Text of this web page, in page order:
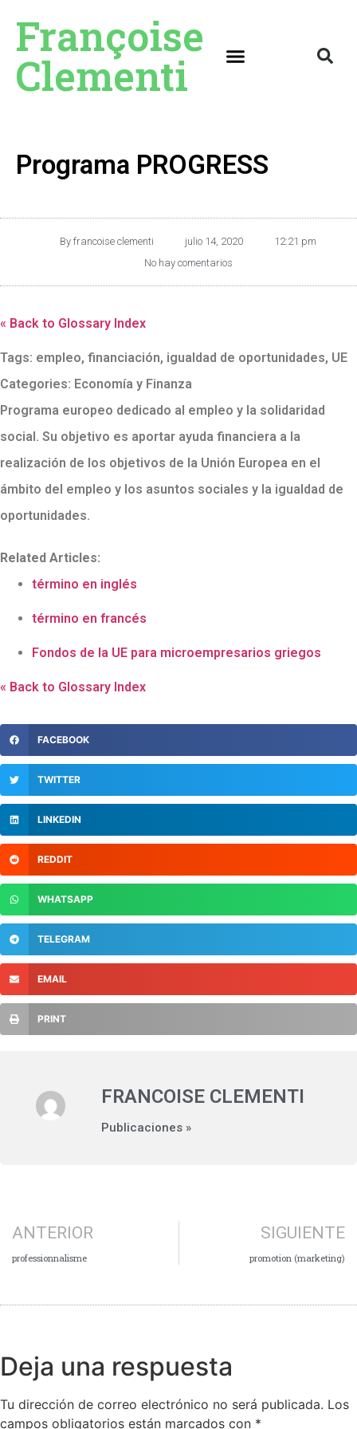
Françoise
Clementi
Programa PROGRESS
By francoise clementi julio 14, 2020
12:21 pm
No hay comentarios
« Back to Glossary Index
Tags: empleo, financiación, igualdad de oportunidades, UE
Categories: Economía y Finanza
Programa europeo dedicado al empleo y la solidaridad
social. Su objetivo es aportar ayuda financiera a la
realización de los objetivos de la Unión Europea en el
ámbito del empleo y los asuntos sociales y la igualdad de
oportunidades.
Related Articles:
término en inglés
término en francés
Fondos de la UE para microempresarios griegos
« Back to Glossary Index
FACEBOOK
TWITTER
LINKEDIN
REDDIT
WHATSAPP
TELEGRAM
EMAIL
PRINT
FRANCOISE CLEMENTI
Publicaciones »
ANTERIOR
professionnalisme
SIGUIENTE
promotion (marketing)
Deja una respuesta
Tu dirección de correo electrónico no será publicada. Los
campos obligatorios están marcados con *